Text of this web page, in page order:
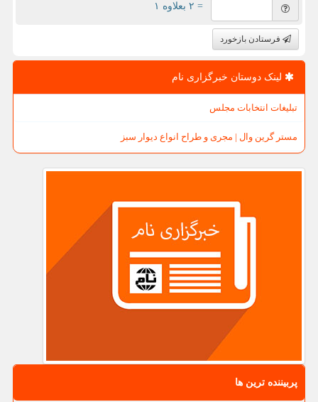
= ۲ بعلاوه ۱
فرستادن بازخورد
لینک دوستان خبرگزاری نام
تبلیغات انتخابات مجلس
مستر گرین وال | مجری و طراح انواع دیوار سبز
پربیننده ترین ها